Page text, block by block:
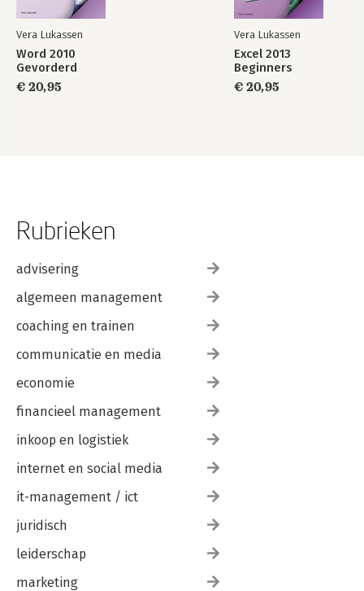
Vera Lukassen
Word 2010
Gevorderd
€ 20,95
Vera Lukassen
Excel 2013
Beginners
€ 20,95
Rubrieken
advisering
algemeen management
coaching en trainen
communicatie en media
economie
financieel management
inkoop en logistiek
internet en social media
it-management / ict
juridisch
leiderschap
marketing